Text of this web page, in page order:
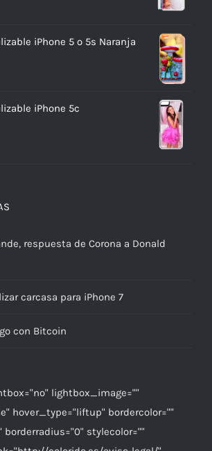
iPhone 5 o 5s Naranja
iPhone 5c
respuesta de Corona a Donald
carcasa para iPhone 7
con Bitcoin
lightbox_image=""
hover_type="liftup" bordercolor=""
borderradius="0" stylecolor=""